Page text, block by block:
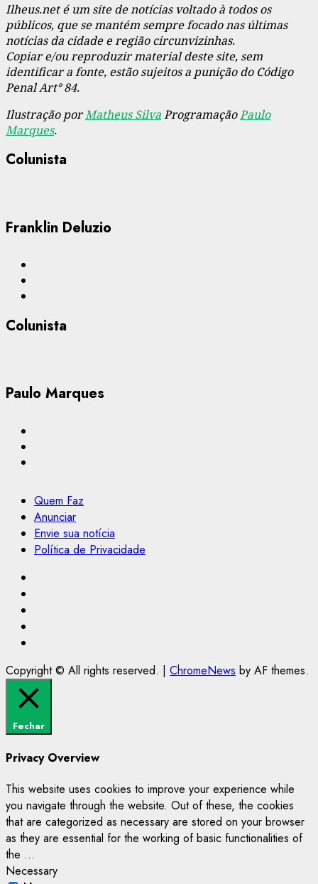
Ilheus.net é um site de notícias voltado à todos os
públicos, que se mantém sempre focado nas últimas
notícias da cidade e região circunvizinhas.
Copiar e/ou reproduzir material deste site, sem
identificar a fonte, estão sujeitos a punição do Código
Penal Art° 84.
Ilustração porMatheus SilvaProgramaçãoPaulo
Marques.
Colunista
Franklin Deluzio
Colunista
Paulo Marques
Quem Faz
Anunciar
Envie sua notícia
Política de Privacidade
Copyright © All rights reserved. | ChromeNews by AF themes.
Fechar
Privacy Overview
This website uses cookies to improve your experience while
you navigate through the website. Out of these, the cookies
that are categorized as necessary are stored on your browser
as they are essential for the working of basic functionalities of
the ...
Necessary